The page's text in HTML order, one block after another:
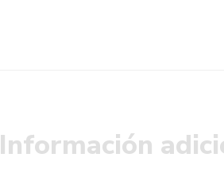
Información